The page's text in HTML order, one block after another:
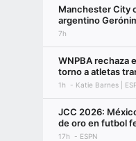
Manchester City
argentino
7h
WNPBA rechaza
torno a atletas
1h Katie Barnes |
JCC 2026:
de oro en futbol
17h ESPN